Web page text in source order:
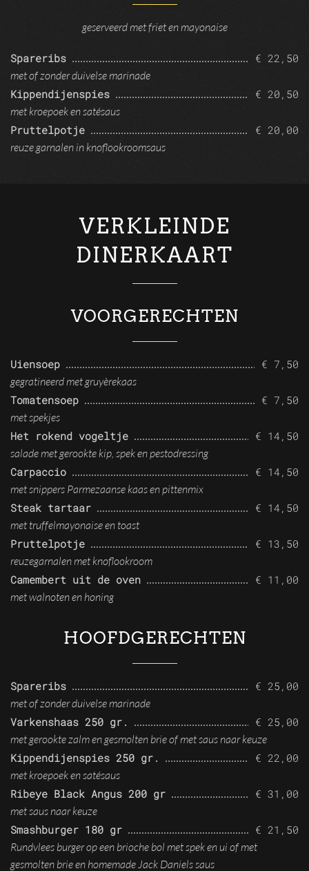
geserveerd met friet en mayonaise
Spareribs
€ 22,50
met of zonder duivelse marinade
Kippendijenspies
€ 20,50
met kroepoek en satésaus
Pruttelpotje
€ 20,00
reuze garnalen in knoflookroomsaus
VERKLEINDE
DINERKAART
VOORGERECHTEN
Uiensoep
€ 7,50
gegratineerd met gruyèrekaas
Tomatensoep
€ 7,50
met spekjes
Het rokend vogeltje
€ 14,50
salade met gerookte kip, spek en pestodressing
Carpaccio
€ 14,50
met snippers Parmezaanse kaas en pittenmix
Steak tartaar
€ 14,50
met truffelmayonaise en toast
Pruttelpotje
€ 13,50
reuzegarnalen met knoflookroom
Camembert uit de oven
€ 11,00
met walnoten en honing
HOOFDGERECHTEN
Spareribs
€ 25,00
met of zonder duivelse marinade
Varkenshaas 250 gr.
€ 25,00
met gerookte zalm en gesmolten brie of met saus naar keuze
Kippendijenspies 250 gr.
€ 22,00
met kroepoek en satésaus
Ribeye Black Angus 200 gr
€ 31,00
met saus naar keuze
Smashburger 180 gr
€ 21,50
Rundvlees burger op een brioche bol met spek en ui of met
gesmolten brie en homemade Jack Daniels saus